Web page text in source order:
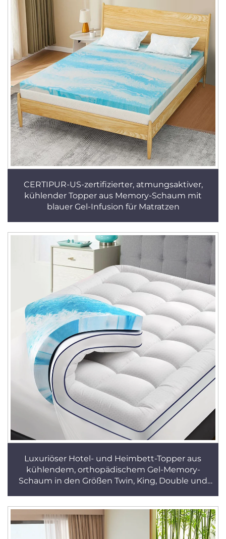
CERTIPUR-US-zertifizierter, atmungsaktiver,
kühlender Topper aus Memory-Schaum mit
blauer Gel-Infusion für Matratzen
Luxuriöser Hotel- und Heimbett-Topper aus
kühlendem, orthopädischem Gel-Memory-
Schaum in den Größen Twin, King, Double und